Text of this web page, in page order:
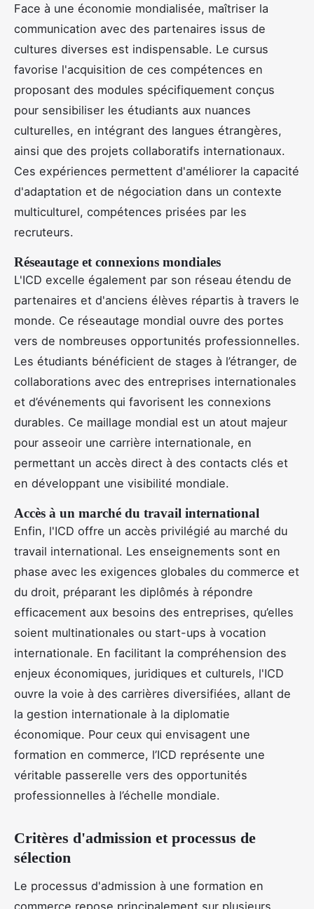
Face à une économie mondialisée, maîtriser la
communication avec des partenaires issus de
cultures diverses est indispensable. Le cursus
favorise l'acquisition de ces compétences en
proposant des modules spécifiquement conçus
pour sensibiliser les étudiants aux nuances
culturelles, en intégrant des langues étrangères,
ainsi que des projets collaboratifs internationaux.
Ces expériences permettent d'améliorer la capacité
d'adaptation et de négociation dans un contexte
multiculturel, compétences prisées par les
recruteurs.
Réseautage et connexions mondiales
L'ICD excelle également par son réseau étendu de
partenaires et d'anciens élèves répartis à travers le
monde. Ce réseautage mondial ouvre des portes
vers de nombreuses opportunités professionnelles.
Les étudiants bénéficient de stages à l’étranger, de
collaborations avec des entreprises internationales
et d’événements qui favorisent les connexions
durables. Ce maillage mondial est un atout majeur
pour asseoir une carrière internationale, en
permettant un accès direct à des contacts clés et
en développant une visibilité mondiale.
Accès à un marché du travail international
Enfin, l'ICD offre un accès privilégié au marché du
travail international. Les enseignements sont en
phase avec les exigences globales du commerce et
du droit, préparant les diplômés à répondre
efficacement aux besoins des entreprises, qu’elles
soient multinationales ou start-ups à vocation
internationale. En facilitant la compréhension des
enjeux économiques, juridiques et culturels, l'ICD
ouvre la voie à des carrières diversifiées, allant de
la gestion internationale à la diplomatie
économique. Pour ceux qui envisagent une
formation en commerce, l’ICD représente une
véritable passerelle vers des opportunités
professionnelles à l’échelle mondiale.
Critères d'admission et processus de
sélection
Le processus d'admission à une formation en